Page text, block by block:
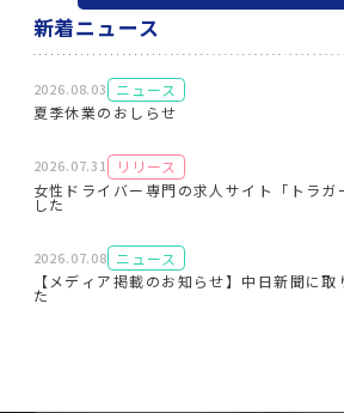
新着ニュース
2026.08.03
ニュース
夏季休業のおしらせ
2026.07.31
リリース
女性ドライバー専門の求人サイト「トラガ
した
2026.07.08 ニュース
【メディア掲載のお知らせ】中日新聞に
た